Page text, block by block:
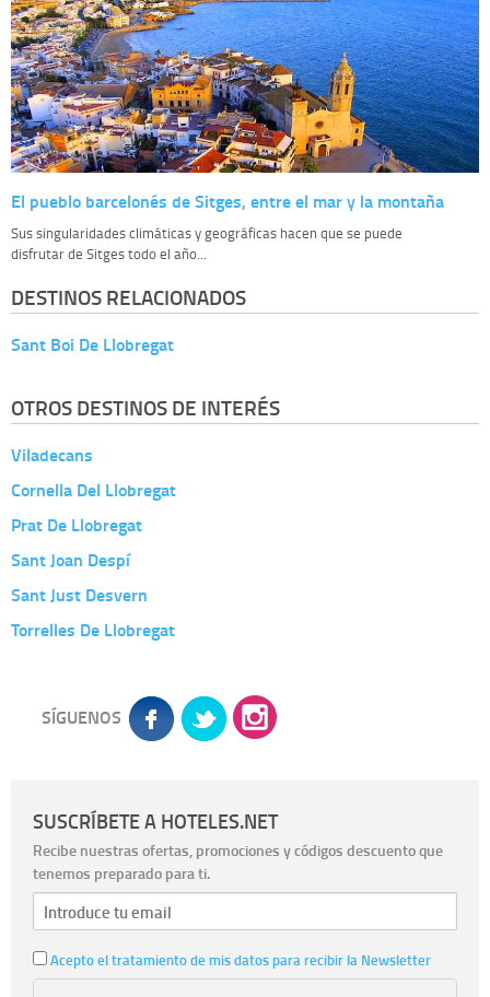
El pueblo barcelonés de Sitges, entre el mar y la montaña
Sus singularidades climáticas y geográficas hacen que se puede
disfrutar de Sitges todo el año...
DESTINOS RELACIONADOS
Sant Boi De Llobregat
OTROS DESTINOS DE INTERÉS
Viladecans
Cornella Del Llobregat
Prat De Llobregat
Sant Joan Despí
Sant Just Desvern
Torrelles De Llobregat
SÍGUENOS
SUSCRÍBETE A HOTELES.NET
Recibe nuestras ofertas, promociones y códigos descuento que
tenemos preparado para ti.
Acepto el tratamiento de mis datos para recibir la Newsletter